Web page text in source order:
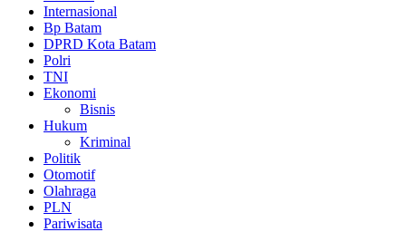
Internasional
Bp Batam
DPRD Kota Batam
Polri
TNI
Ekonomi
Bisnis
Hukum
Kriminal
Politik
Otomotif
Olahraga
PLN
Pariwisata